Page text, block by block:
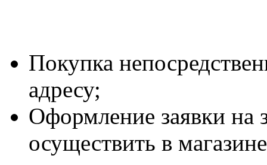
Покупка
адресу;
Оформление заявки на
осуществить в